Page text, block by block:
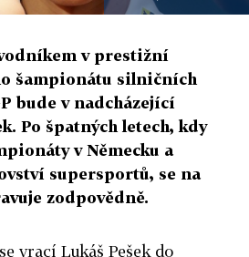
v prestižní
šampionátu silničních
bude v nadcházející
Po špatných letech, kdy
v Německu a
supersportů, se na
zodpovědně.
vrací Lukáš Pešek do